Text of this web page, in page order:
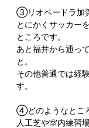
③リオペードラ加
とにかくサッカー
ところです。
あと福井から通っ
と。
その他普通では経
す。
④どのようなとこ
人工芝や室内練習